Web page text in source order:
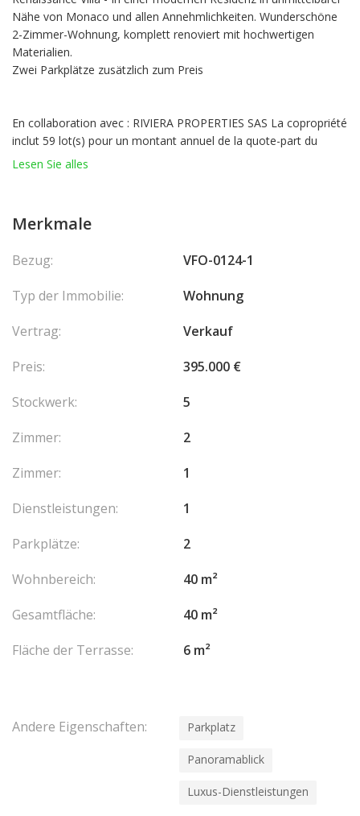
Nähe von Monaco und allen Annehmlichkeiten. Wunderschöne
2-Zimmer-Wohnung, komplett renoviert mit hochwertigen
Materialien.
Zwei Parkplätze zusätzlich zum Preis
En collaboration avec : RIVIERA PROPERTIES SAS La copropriété
inclut 59 lot(s) pour un montant annuel de la quote-part du
budget prévisionnel des dépenses courantes de - € Aucune
Lesen Sie alles
Merkmale
Bezug:
VFO-0124-1
Typ der Immobilie:
Wohnung
Vertrag:
Verkauf
Preis:
395.000 €
Stockwerk:
5
Zimmer:
2
Zimmer:
1
Dienstleistungen:
1
Parkplätze:
2
Wohnbereich:
40 m²
Gesamtfläche:
40 m²
Fläche der Terrasse:
6 m²
Andere Eigenschaften: Parkplatz
Panoramablick
Luxus-Dienstleistungen